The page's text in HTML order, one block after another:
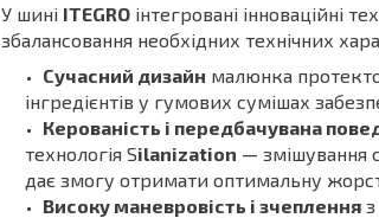
У шині ITEGRO інтегровані інноваційні
збалансовання необхідних технічних
Сучасний дизайн малюнка
інгредієнтів у гумових сумішах
Керованість і передбачувана
технологія Silanization — змішування
дає змогу отримати оптимальну
Високу маневровість і зчеплення